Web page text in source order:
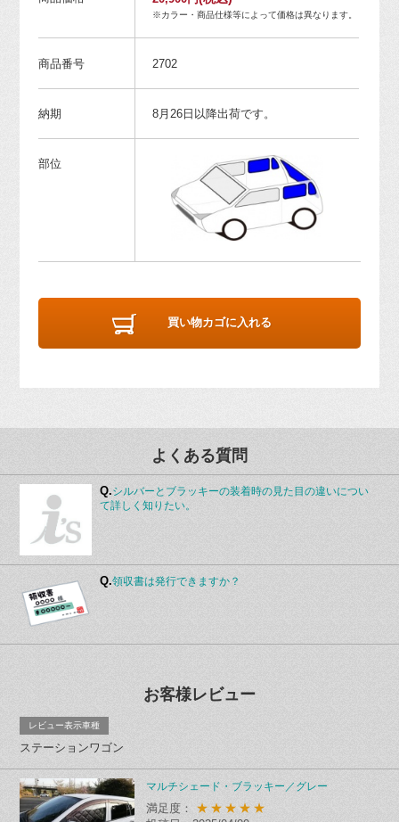
※カラー・商品仕様等によって価格は異なります。
商品番号 2702
納期 8月26日以降出荷です。
部位
買い物カゴに入れる
よくある質問
Q.シルバーとブラッキーの装着時の見た目の違いについ
て詳しく知りたい。
Q.領収書は発行できますか？
お客様レビュー
レビュー表示車種
ステーションワゴン
マルチシェード・ブラッキー／グレー
満足度： ★★★★★